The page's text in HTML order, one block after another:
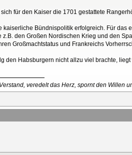
für den Kaiser die 1701 gestattete
kaiserliche Bündnispolitik erfolgreich. Für
den Großen Nordischen Krieg und den
Großmachtstatus und Frankreichs
den Habsburgern nicht allzu viel brachte,
veredelt das Herz, spornt den Willen